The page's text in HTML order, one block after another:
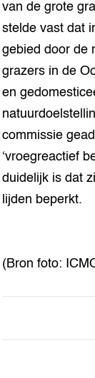
van de grote
stelde vast dat
gebied door de
grazers in de
en
commissie
‘vroegreactief
duidelijk is dat
lijden beperkt.
(Bron foto: